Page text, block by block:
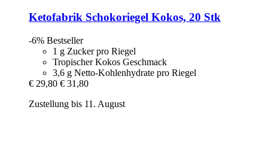
Ketofabrik Schokoriegel Kokos, 20 Stk
-6% Bestseller
1 g Zucker pro Riegel
Tropischer Kokos Geschmack
3,6 g Netto-Kohlenhydrate pro Riegel
€ 29,80 € 31,80
Zustellung bis 11. August